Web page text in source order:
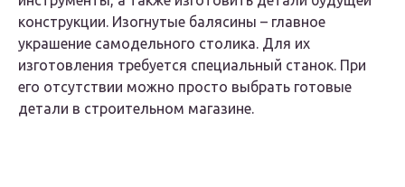
конструкции. Изогнутые балясины – главное
украшение самодельного столика. Для их
изготовления требуется специальный станок. При
его отсутствии можно просто выбрать готовые
детали в строительном магазине.